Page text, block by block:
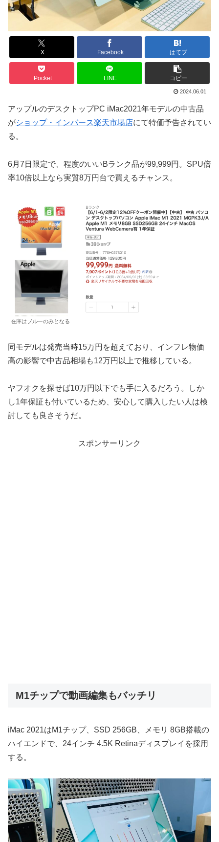
X Facebook はてブ
Pocket LINE コピー
2024.06.01
アップルのデスクトップPC iMac2021年モデルの中古品
がショップ・インバース楽天市場店にて特価予告されてい
る。
6月7日限定で、程度のいいBランク品が99,999円。SPU倍
率10倍以上なら実質8万円台で買えるチャンス。
在庫はブルーのみとなる
同モデルは発売当時15万円を超えており、インフレ物価
高の影響で中古品相場も12万円以上で推移している。
ヤフオクを探せば10万円以下でも手に入るだろう。しか
し1年保証も付いているため、安心して購入したい人は検
討しても良さそうだ。
スポンサーリンク
M1チップで動画編集もバッチリ
iMac 2021はM1チップ、SSD 256GB、メモリ 8GB搭載の
ハイエンドで、24インチ 4.5K Retinaディスプレイを採用
する。